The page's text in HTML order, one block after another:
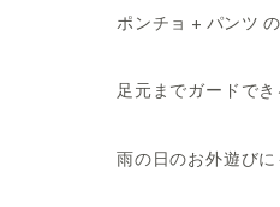
ポンチョ + パンツ
足元までガードでき
雨の日のお外遊び